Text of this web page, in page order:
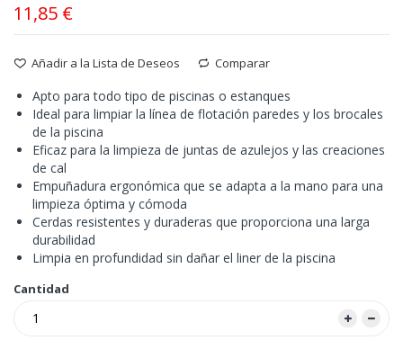
imágenes
11,85 €
Añadir a la Lista de Deseos Comparar
Apto para todo tipo de piscinas o estanques
Ideal para limpiar la línea de flotación paredes y los brocales
de la piscina
Eficaz para la limpieza de juntas de azulejos y las creaciones
de cal
Empuñadura ergonómica que se adapta a la mano para una
limpieza óptima y cómoda
Cerdas resistentes y duraderas que proporciona una larga
durabilidad
Limpia en profundidad sin dañar el liner de la piscina
Cantidad